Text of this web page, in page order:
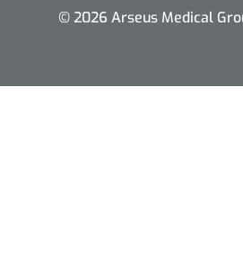
© 2026 Arseus Medical